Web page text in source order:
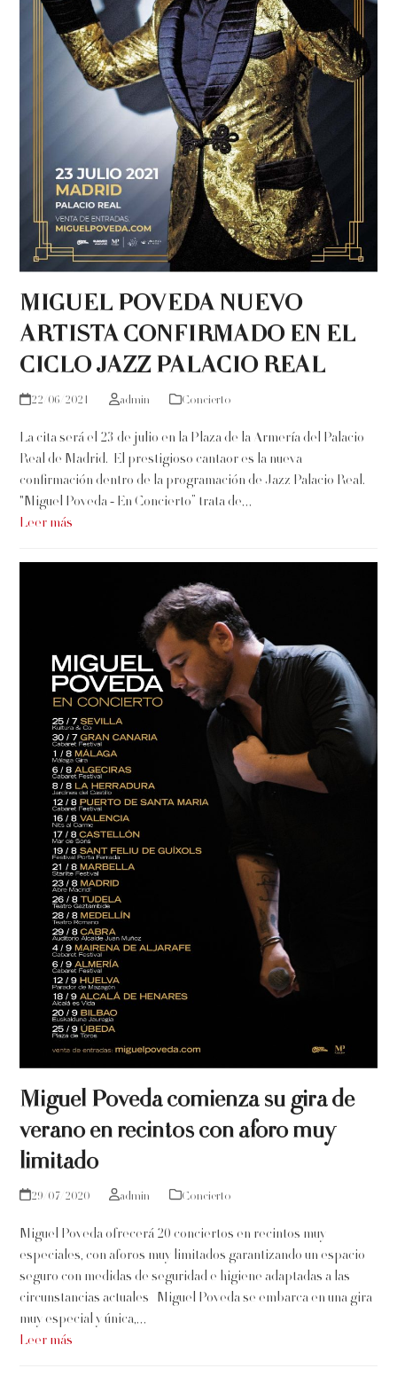
MIGUEL POVEDA NUEVO
ARTISTA CONFIRMADO EN EL
CICLO JAZZ PALACIO REAL
22/06/2021 admin Concierto
La cita será el 23 de julio en la Plaza de la Armería del Palacio
Real de Madrid. El prestigioso cantaor es la nueva
confirmación dentro de la programación de Jazz Palacio Real.
"Miguel Poveda - En Concierto” trata de…
Leer más
Miguel Poveda comienza su gira de
verano en recintos con aforo muy
limitado
29/07/2020 admin Concierto
Miguel Poveda ofrecerá 20 conciertos en recintos muy
especiales, con aforos muy limitados garantizando un espacio
seguro con medidas de seguridad e higiene adaptadas a las
circunstancias actuales Miguel Poveda se embarca en una gira
muy especial y única,…
Leer más